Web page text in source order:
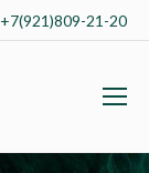
+7(921)809-21-20